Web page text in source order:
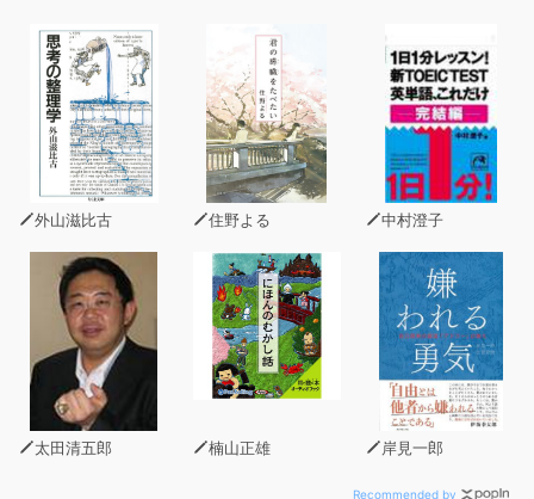
はじめに
Chapter０ 続けることで「夢中になれること」を見つけ
る「継続、趣味。」この言葉が降ってきた
わたしが続けているもの
「続ける」ことの何が楽しいのか？
Chapter１ 続けることへの「苦手」をなくす
「正しい努力」より「正しい継続」
自分から「やります宣言」する
何でもいいからはじめてみる
「目的」より「仕組み」を先に考える
Chapter２ 続けることは「仕組み」がすべて
絶対に続く究極のやり方
まず小さなことをはじめてみる
「きちんとやる」より「小さく続ける」
外山滋比古 住野よる 中村澄子
太田清五郎 楠山正雄 岸見一郎
Recommended by